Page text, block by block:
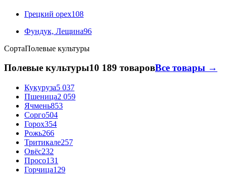
Грецкий орех108
Фундук, Лещина96
СортаПолевые культуры
Полевые культуры10 189 товаровВсе товары →
Кукуруза5 037
Пшеница2 059
Ячмень853
Сорго504
Горох354
Рожь266
Тритикале257
Овёс232
Просо131
Горчица129